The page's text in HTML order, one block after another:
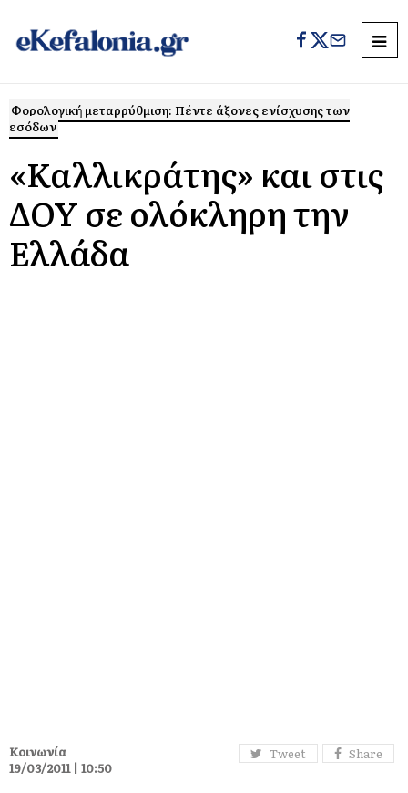
Φορολογική μεταρρύθμιση: Πέντε άξονες ενίσχυσης των
εσόδων
«Καλλικράτης» και στις
ΔΟΥ σε ολόκληρη την
Ελλάδα
Tweet Share
Κοινωνία
19/03/2011 | 10:50